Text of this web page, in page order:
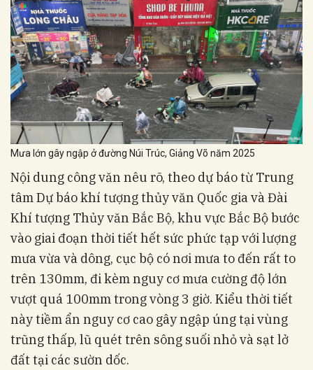
Mưa lớn gây ngập ở đường Núi Trúc, Giảng Võ năm 2025
Nội dung công văn nêu rõ, theo dự báo từ Trung
tâm Dự báo khí tượng thủy văn Quốc gia và Đài
Khí tượng Thủy văn Bắc Bộ, khu vực Bắc Bộ bước
vào giai đoạn thời tiết hết sức phức tạp với lượng
mưa vừa và dông, cục bộ có nơi mưa to đến rất to
trên 130mm, đi kèm nguy cơ mưa cường độ lớn
vượt quá 100mm trong vòng 3 giờ. Kiểu thời tiết
này tiềm ẩn nguy cơ cao gây ngập úng tại vùng
trũng thấp, lũ quét trên sông suối nhỏ và sạt lở
đất tại các sườn dốc.